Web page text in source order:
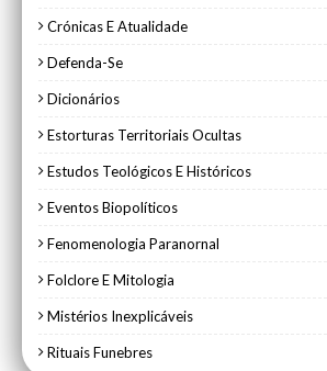
Crónicas E Atualidade
Defenda-Se
Dicionários
Estorturas Territoriais Ocultas
Estudos Teológicos E Históricos
Eventos Biopolíticos
Fenomenologia Paranornal
Folclore E Mitologia
Mistérios Inexplicáveis
Rituais Funebres